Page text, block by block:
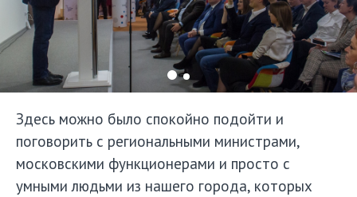
Здесь можно было спокойно подойти и
поговорить с региональными министрами,
московскими функционерами и просто с
умными людьми из нашего города, которых